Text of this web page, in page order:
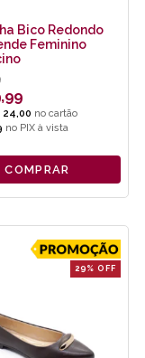
Bico Redondo
Feminino
24,00
no PIX
COMPRAR
29% OFF